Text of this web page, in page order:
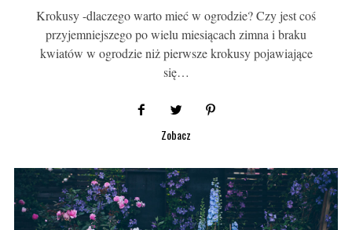
Krokusy -dlaczego warto mieć w ogrodzie? Czy jest coś
przyjemniejszego po wielu miesiącach zimna i braku
kwiatów w ogrodzie niż pierwsze krokusy pojawiające
się…
Zobacz